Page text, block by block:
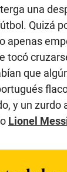
una
Quizá
apenas
tocó
que
y un
Lionel